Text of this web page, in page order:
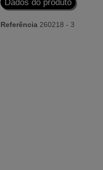
Dados do produto
Referência 260218 - 3